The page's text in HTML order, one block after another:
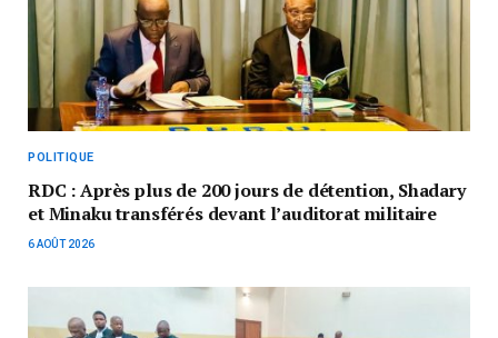
POLITIQUE
RDC : Après plus de 200 jours de détention, Shadary
et Minaku transférés devant l’auditorat militaire
6 AOÛT 2026